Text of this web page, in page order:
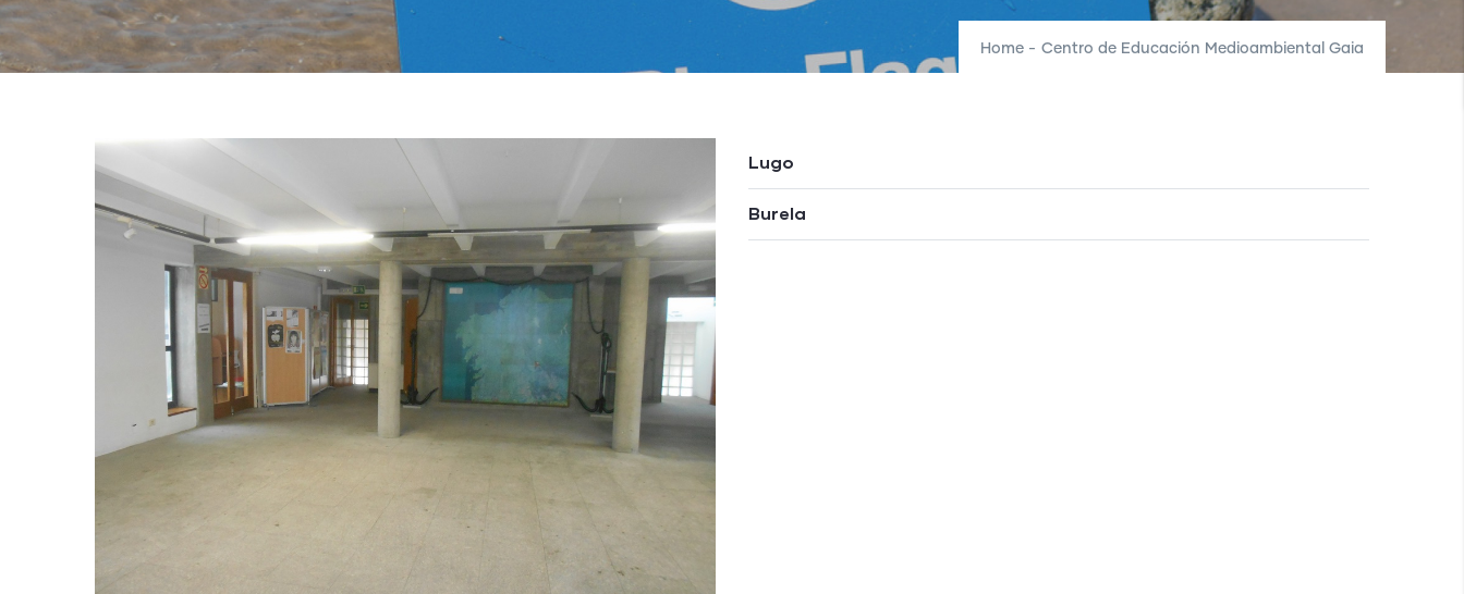
Home - Centro de Educación Medioambiental Gaia
Lugo
Burela